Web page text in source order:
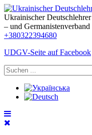
Ukrainischer Deutschlehrer
– und Germanistenverband
+380322394680
UDGV-Seite auf Facebook